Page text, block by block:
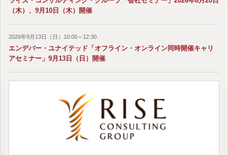
（木）、9月10日（木）開催
2026年9月13日（日）10:00～12:30
エンデバー・ユナイテッド「オフライン・オンライン同時開催キャリ
アセミナー」9月13日（日）開催